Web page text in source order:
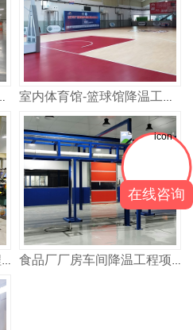
片+视频）合集 室内体育馆-篮球馆降温工程项目
净水设备厂房车间降温工程项目 食品厂厂房车间降温工程项目
在线咨询